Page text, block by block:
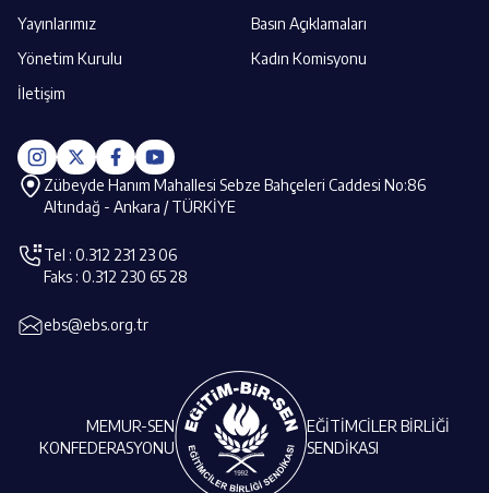
Yayınlarımız
Basın Açıklamaları
Yönetim Kurulu
Kadın Komisyonu
İletişim
MEMUR-SEN
KONFEDERASYONU
EĞİTİMCİLER BİRLİĞİ
SENDİKASI
Zübeyde Hanım Mahallesi Sebze Bahçeleri Caddesi No:86
Altındağ - Ankara / TÜRKİYE
Tel : 0.312 231 23 06
Faks : 0.312 230 65 28
ebs@ebs.org.tr